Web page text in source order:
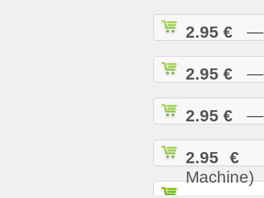
2.95 € —
2.95 € —
2.95 € —
2.95 €
Machine)